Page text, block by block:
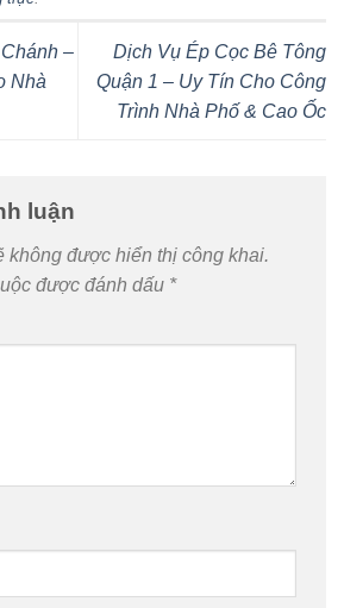
–
Nhà
Dịch Vụ Ép Cọc Bê Tông
Quận 1 – Uy Tín Cho Công
Trình Nhà Phố & Cao Ốc
luận
không được hiển thị công khai.
được đánh dấu *